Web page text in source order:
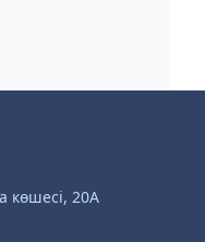
көшесі, 20А